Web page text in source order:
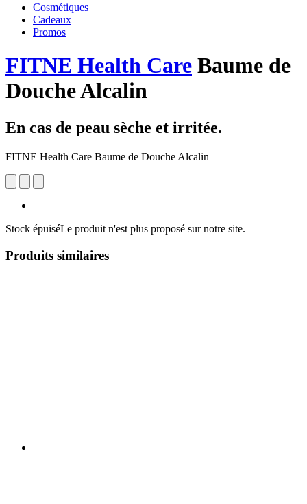
Cosmétiques
Cadeaux
Promos
FITNE Health Care Baume de
Douche Alcalin
En cas de peau sèche et irritée.
FITNE Health Care Baume de Douche Alcalin
Stock épuiséLe produit n'est plus proposé sur notre site.
Produits similaires